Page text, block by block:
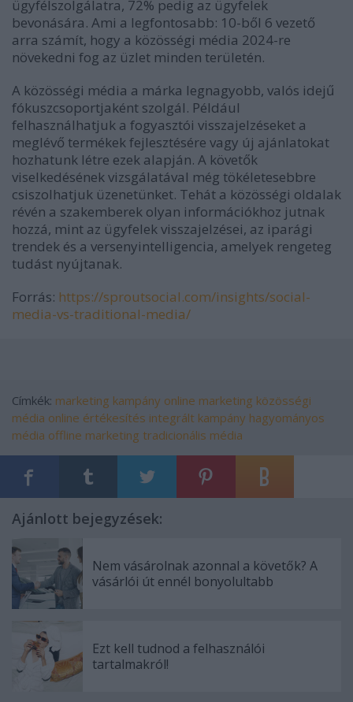
ügyfélszolgálatra, 72% pedig az ügyfelek
bevonására. Ami a legfontosabb: 10-ből 6 vezető
arra számít, hogy a közösségi média 2024-re
növekedni fog az üzlet minden területén.
A közösségi média a márka legnagyobb, valós idejű
fókuszcsoportjaként szolgál. Például
felhasználhatjuk a fogyasztói visszajelzéseket a
meglévő termékek fejlesztésére vagy új ajánlatokat
hozhatunk létre ezek alapján. A követők
viselkedésének vizsgálatával még tökéletesebbre
csiszolhatjuk üzenetünket. Tehát a közösségi oldalak
révén a szakemberek olyan információkhoz jutnak
hozzá, mint az ügyfelek visszajelzései, az iparági
trendek és a versenyintelligencia, amelyek rengeteg
tudást nyújtanak.
Forrás: https://sproutsocial.com/insights/social-
media-vs-traditional-media/
Címkék: marketing kampány online marketing közösségi
média online értékesítés integrált kampány hagyományos
média offline marketing tradicionális média
Ajánlott bejegyzések:
Nem vásárolnak azonnal a követők? A
vásárlói út ennél bonyolultabb
Ezt kell tudnod a felhasználói
tartalmakról!